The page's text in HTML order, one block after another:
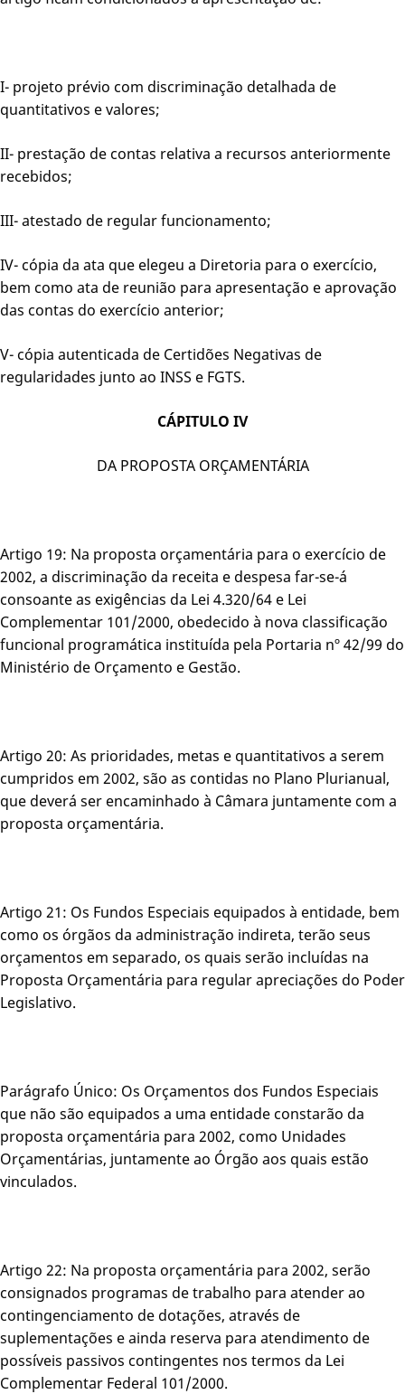
I- projeto prévio com discriminação detalhada de
quantitativos e valores;
II- prestação de contas relativa a recursos anteriormente
recebidos;
III- atestado de regular funcionamento;
IV- cópia da ata que elegeu a Diretoria para o exercício,
bem como ata de reunião para apresentação e aprovação
das contas do exercício anterior;
V- cópia autenticada de Certidões Negativas de
regularidades junto ao INSS e FGTS.
CÁPITULO IV
DA PROPOSTA ORÇAMENTÁRIA
Artigo 19: Na proposta orçamentária para o exercício de
2002, a discriminação da receita e despesa far-se-á
consoante as exigências da Lei 4.320/64 e Lei
Complementar 101/2000, obedecido à nova classificação
funcional programática instituída pela Portaria nº 42/99 do
Ministério de Orçamento e Gestão.
Artigo 20: As prioridades, metas e quantitativos a serem
cumpridos em 2002, são as contidas no Plano Plurianual,
que deverá ser encaminhado à Câmara juntamente com a
proposta orçamentária.
Artigo 21: Os Fundos Especiais equipados à entidade, bem
como os órgãos da administração indireta, terão seus
orçamentos em separado, os quais serão incluídas na
Proposta Orçamentária para regular apreciações do Poder
Legislativo.
Parágrafo Único: Os Orçamentos dos Fundos Especiais
que não são equipados a uma entidade constarão da
proposta orçamentária para 2002, como Unidades
Orçamentárias, juntamente ao Órgão aos quais estão
vinculados.
Artigo 22: Na proposta orçamentária para 2002, serão
consignados programas de trabalho para atender ao
contingenciamento de dotações, através de
suplementações e ainda reserva para atendimento de
possíveis passivos contingentes nos termos da Lei
Complementar Federal 101/2000.